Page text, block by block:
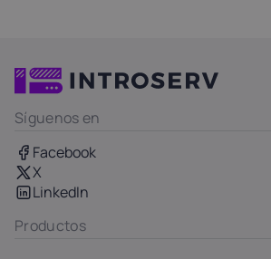
Síguenos en
Facebook
X
LinkedIn
Productos